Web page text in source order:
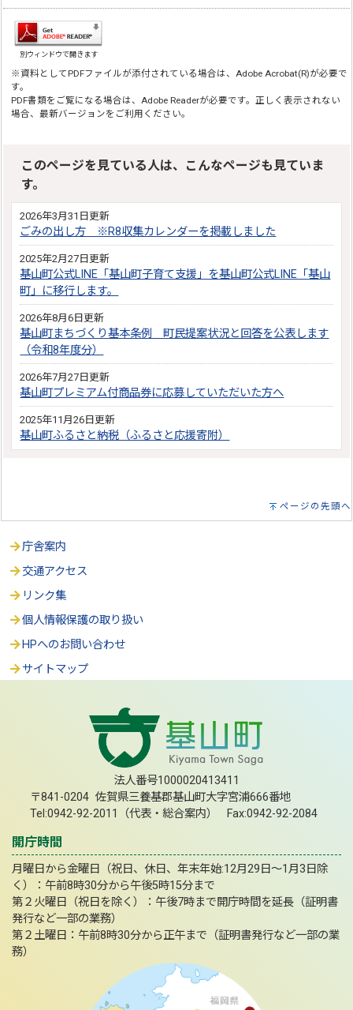
別ウィンドウで開きます
※資料としてPDFファイルが添付されている場合は、Adobe Acrobat(R)が必要で
す。
PDF書類をご覧になる場合は、Adobe Readerが必要です。正しく表示されない
場合、最新バージョンをご利用ください。
このページを見ている人は、こんなページも見ていま
す。
2026年3月31日更新
ごみの出し方 ※R8収集カレンダーを掲載しました
2025年2月27日更新
基山町公式LINE「基山町子育て支援」を基山町公式LINE「基山
町」に移行します。
2026年8月6日更新
基山町まちづくり基本条例 町民提案状況と回答を公表します
（令和8年度分）
2026年7月27日更新
基山町プレミアム付商品券に応募していただいた方へ
2025年11月26日更新
基山町ふるさと納税（ふるさと応援寄附）
ページの先頭へ
庁舎案内
交通アクセス
リンク集
個人情報保護の取り扱い
HPへのお問い合わせ
サイトマップ
法人番号1000020413411
〒841-0204 佐賀県三養基郡基山町大字宮浦666番地
Tel:0942-92-2011（代表・総合案内） Fax:0942-92-2084
開庁時間
月曜日から金曜日（祝日、休日、年末年始:12月29日～1月3日除
く）：午前8時30分から午後5時15分まで
第２火曜日（祝日を除く）：午後7時まで開庁時間を延長（証明書
発行など一部の業務）
第２土曜日：午前8時30分から正午まで（証明書発行など一部の業
務）